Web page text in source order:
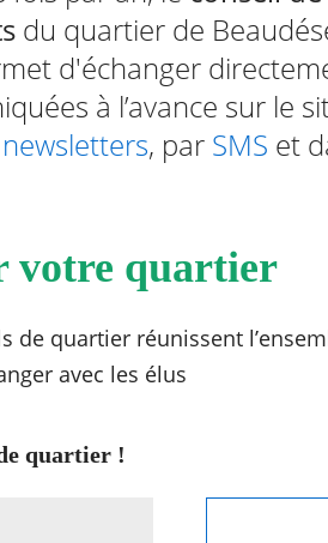
du quartier de
d'échanger
à l’avance sur le
newsletters, par SMS et
votre quartier
de quartier réunissent
avec les élus
quartier !